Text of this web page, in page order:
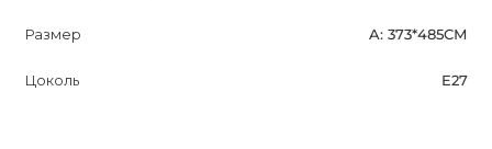
Размер A: 373*485СМ
Цоколь E27